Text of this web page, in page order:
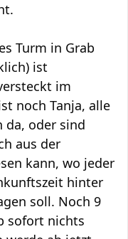
Turm in Grab
ist
im
noch Tanja, alle
da, oder sind
aus der
kann, wo jeder
hinter
soll. Noch 9
sofort nichts